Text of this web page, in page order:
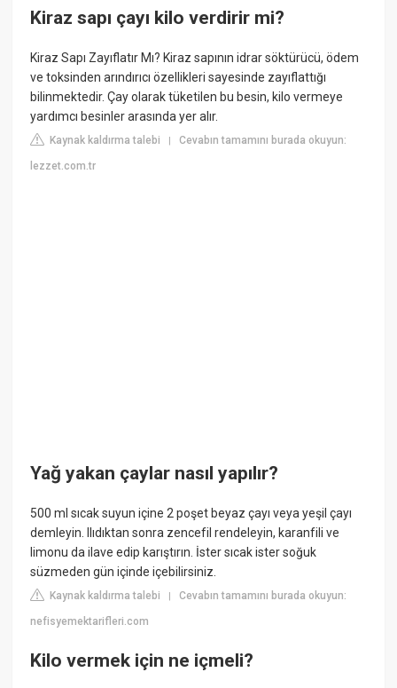
Kiraz sapı çayı kilo verdirir mi?
Kiraz Sapı Zayıflatır Mı? Kiraz sapının idrar söktürücü, ödem
ve toksinden arındırıcı özellikleri sayesinde zayıflattığı
bilinmektedir. Çay olarak tüketilen bu besin, kilo vermeye
yardımcı besinler arasında yer alır.
Kaynak kaldırma talebi |Cevabın tamamını burada okuyun:
lezzet.com.tr
Yağ yakan çaylar nasıl yapılır?
500 ml sıcak suyun içine 2 poşet beyaz çayı veya yeşil çayı
demleyin. Ilıdıktan sonra zencefil rendeleyin, karanfili ve
limonu da ilave edip karıştırın. İster sıcak ister soğuk
süzmeden gün içinde içebilirsiniz.
Kaynak kaldırma talebi |Cevabın tamamını burada okuyun:
nefisyemektarifleri.com
Kilo vermek için ne içmeli?